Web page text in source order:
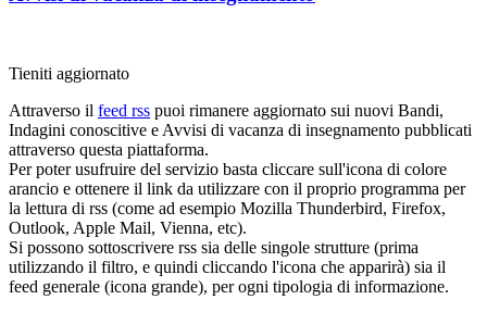
Tieniti aggiornato
Attraverso il feed rss puoi rimanere aggiornato sui nuovi Bandi,
Indagini conoscitive e Avvisi di vacanza di insegnamento pubblicati
attraverso questa piattaforma.
Per poter usufruire del servizio basta cliccare sull'icona di colore
arancio e ottenere il link da utilizzare con il proprio programma per
la lettura di rss (come ad esempio Mozilla Thunderbird, Firefox,
Outlook, Apple Mail, Vienna, etc).
Si possono sottoscrivere rss sia delle singole strutture (prima
utilizzando il filtro, e quindi cliccando l'icona che apparirà) sia il
feed generale (icona grande), per ogni tipologia di informazione.